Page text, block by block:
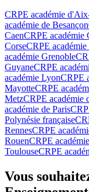
CRPE académie
académie de Besançon
CaenCRPE académie
CorseCRPE académie
académie Grenoble
GuyaneCRPE
académie LyonCRPE
MayotteCRPE
MetzCRPE académie
académie de Paris
Polynésie française
RennesCRPE
RouenCRPE
ToulouseCRPE
Vous